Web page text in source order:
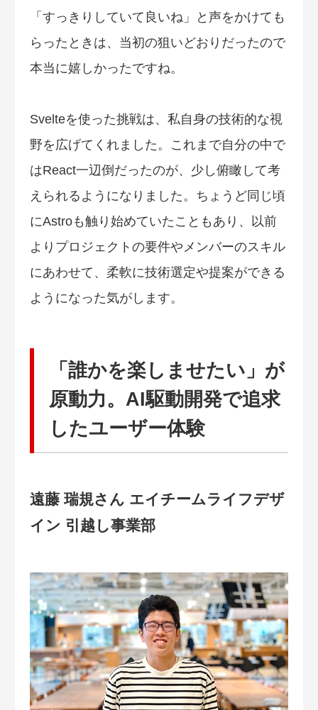
「すっきりしていて良いね」と声をかけても
らったときは、当初の狙いどおりだったので
本当に嬉しかったですね。
Svelteを使った挑戦は、私自身の技術的な視
野を広げてくれました。これまで自分の中で
はReact一辺倒だったのが、少し俯瞰して考
えられるようになりました。ちょうど同じ頃
にAstroも触り始めていたこともあり、以前
よりプロジェクトの要件やメンバーのスキル
にあわせて、柔軟に技術選定や提案ができる
ようになった気がします。
「誰かを楽しませたい」が
原動力。AI駆動開発で追求
したユーザー体験
遠藤 瑞規さん エイチームライフデザ
イン 引越し事業部